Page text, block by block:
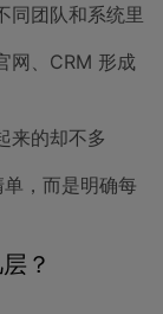
同团队和系统里
网、CRM 形成
来的却不多
，而是明确每
？